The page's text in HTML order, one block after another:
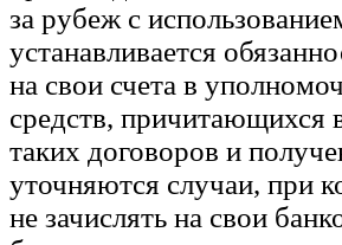
за рубеж с
устанавливается
на свои счета в
средств, причитающихся
таких договоров и
уточняются случаи, при
не зачислять на свои